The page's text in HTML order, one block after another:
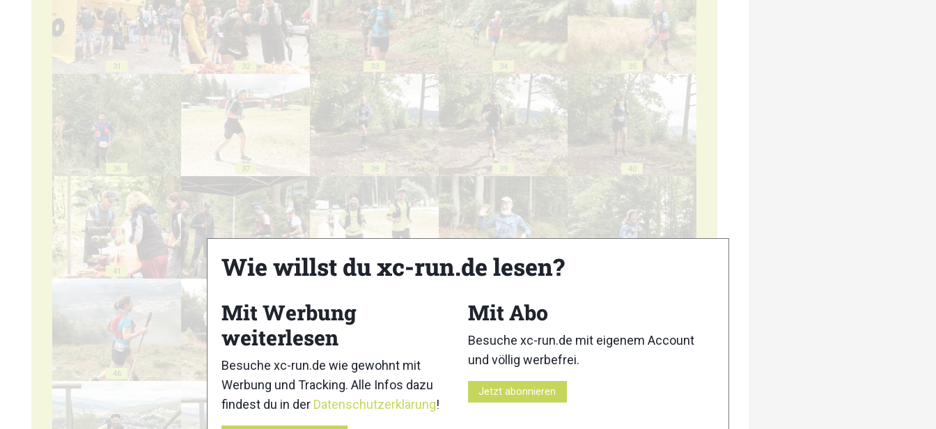
31 32 33 34 35
36 37 38 39 40
41 42 43 44
46
Wie willst du xc-run.de lesen?
Mit Werbung
weiterlesen
Besuche xc-run.de wie gewohnt mit
Werbung und Tracking. Alle Infos dazu
findest du in der Datenschutzerklärung!
Mit Abo
Besuche xc-run.de mit eigenem Account
und völlig werbefrei.
Jetzt abonnieren